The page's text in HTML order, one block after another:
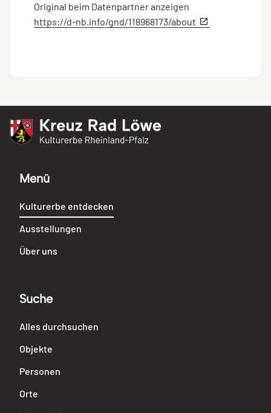
Original beim Datenpartner anzeigen
https://d-nb.info/gnd/118968173/about
Menü
Kulturerbe entdecken
Ausstellungen
Über uns
Suche
Alles durchsuchen
Objekte
Personen
Orte